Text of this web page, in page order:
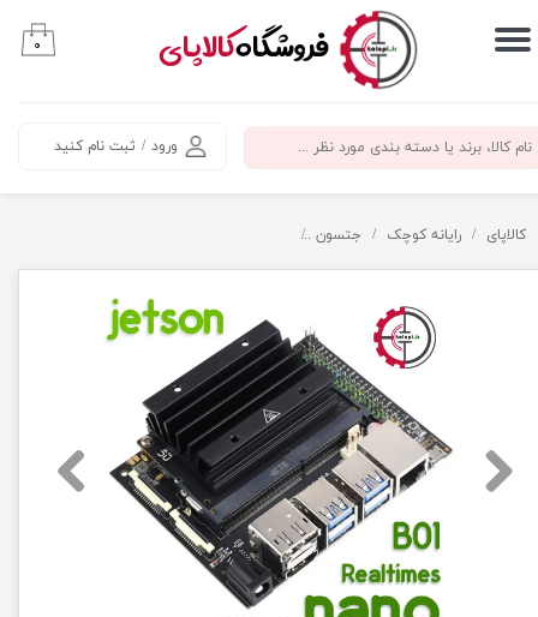
​فروشگاهکالاپای
ورود / ثبت نام کنید
حساب کاربری من
سفارشات
۰
کالاپای رایانه کوچک جتسون